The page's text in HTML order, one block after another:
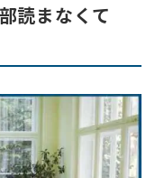
読まなくて